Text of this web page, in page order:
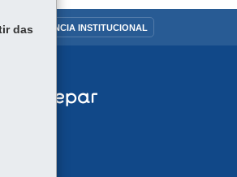
INSTITUCIONAL
das